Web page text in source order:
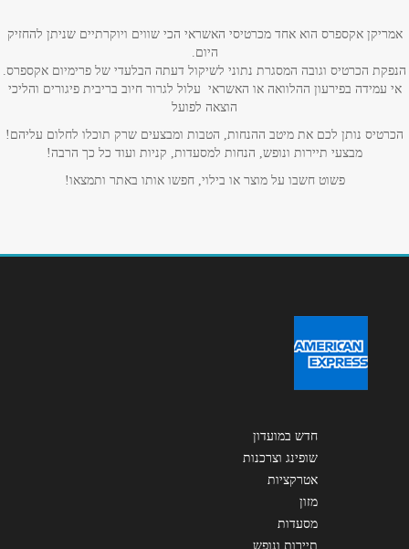
אימייל*
נושא*
אנא חזרו אלי בקשר ל...
אמריקן אקספרס הוא אחד מכרטיסי האשראי הכי שווים ויוקרתיים שניתן להחזיק
היום.
הנפקת הכרטיס וגובה המסגרת נתוני לשיקול דעתה הבלעדי של פרימיום אקספרס.
אי עמידה בפירעון ההלוואה או האשראי עלול לגרור חיוב בריבית פיגורים והליכי
הוצאה לפועל
הכרטיס נותן לכם את מיטב ההנחות, הטבות ומבצעים שרק תוכלו לחלום עליהם!
מבצעי תיירות ונופש, הנחות למסעדות, קניות ועוד כל כך הרבה!
פשוט חשבו על מוצר או בילוי, חפשו אותו באתר ותמצאו!
חדש במועדון
שופינג וצרכנות
אטרקציות
מזון
מסעדות
תיירות ונופש